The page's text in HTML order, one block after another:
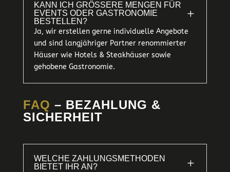
KANN ICH GRÖSSERE MENGEN FÜR E
VENTS ODER GASTRONOMIE B
ESTELLEN?
L
Ja, wir erstellen gerne individuelle Angebote
und sind langjähriger Partner renommierter
Häuser wie Hotels & Steakhäuser sowie
gehobene Gastronomie.
FAQ – BEZAHLUNG &
SICHERHEIT
WELCHE ZAHLUNGSMETHODEN
BIETET IHR AN?
L